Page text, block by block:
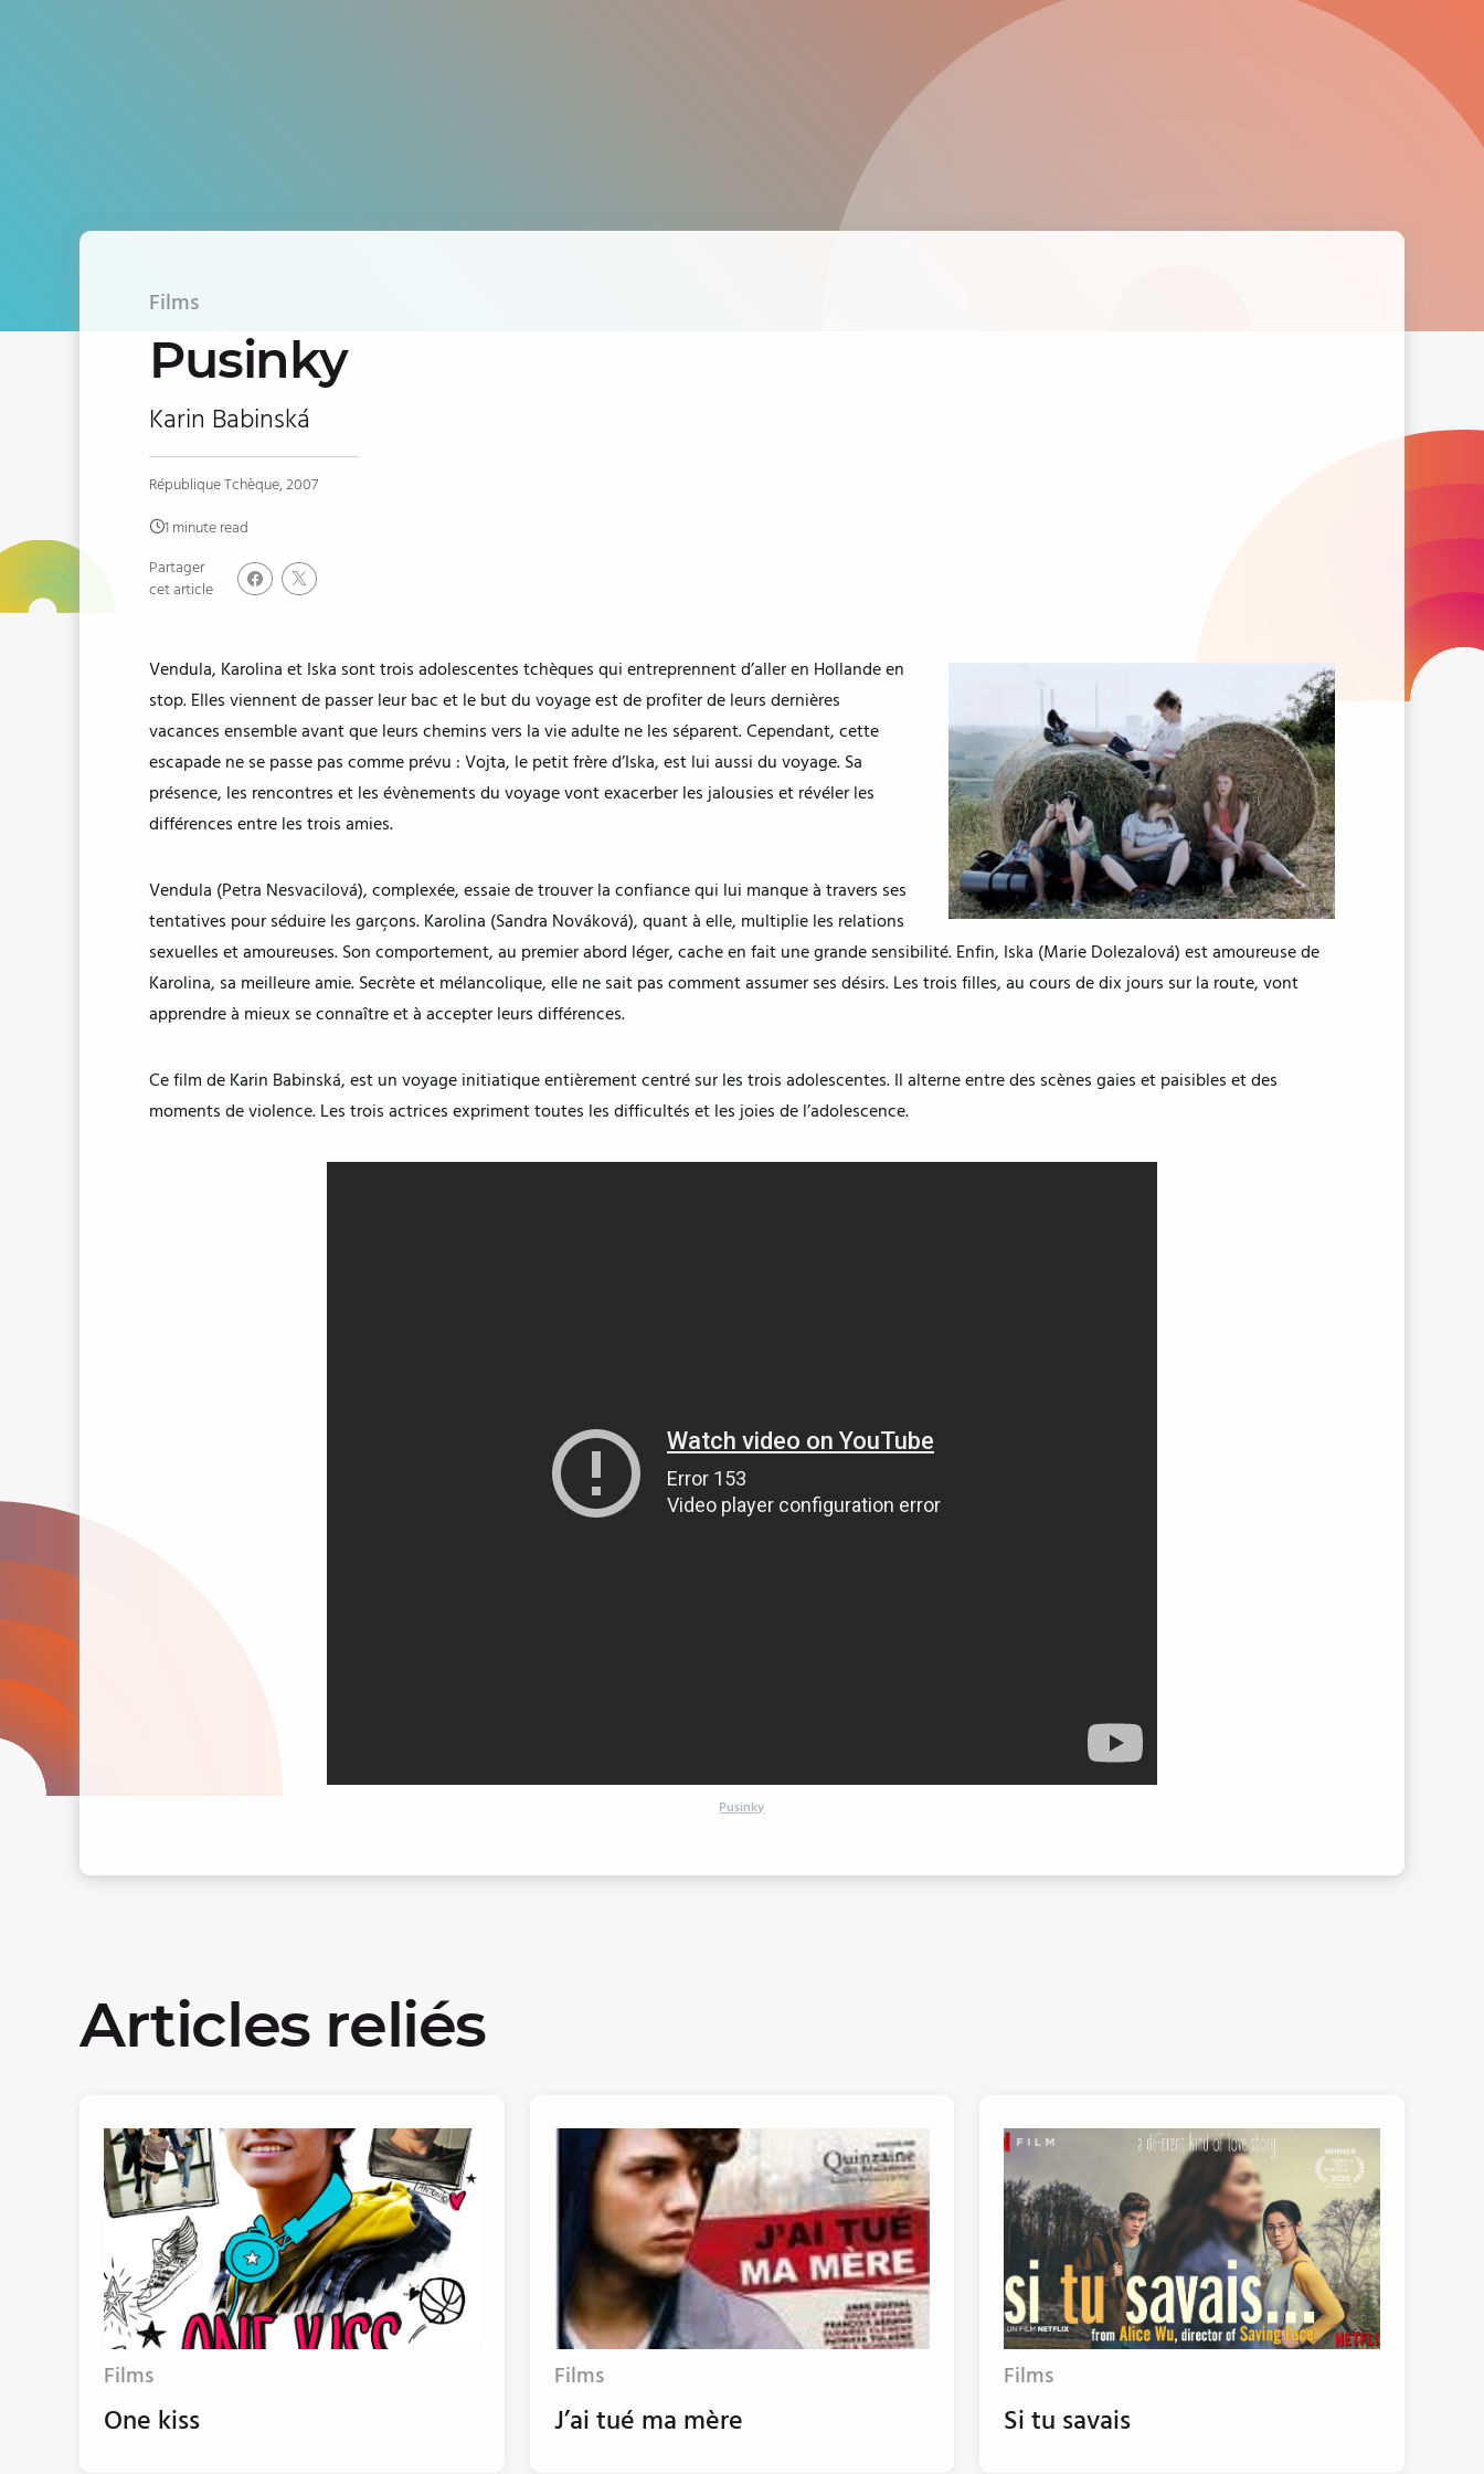
Films
Pusinky
Karin Babinská
République Tchèque, 2007
1 minute read
Partager
cet article
Vendula, Karolina et Iska sont trois adolescentes tchèques qui entreprennent d’aller en Hollande en
stop. Elles viennent de passer leur bac et le but du voyage est de profiter de leurs dernières
vacances ensemble avant que leurs chemins vers la vie adulte ne les séparent. Cependant, cette
escapade ne se passe pas comme prévu : Vojta, le petit frère d’Iska, est lui aussi du voyage. Sa
présence, les rencontres et les évènements du voyage vont exacerber les jalousies et révéler les
différences entre les trois amies.
Vendula (Petra Nesvacilová), complexée, essaie de trouver la confiance qui lui manque à travers ses
tentatives pour séduire les garçons. Karolina (Sandra Nováková), quant à elle, multiplie les relations
sexuelles et amoureuses. Son comportement, au premier abord léger, cache en fait une grande sensibilité. Enfin, Iska (Marie Dolezalová) est amoureuse de
Karolina, sa meilleure amie. Secrète et mélancolique, elle ne sait pas comment assumer ses désirs. Les trois filles, au cours de dix jours sur la route, vont
apprendre à mieux se connaître et à accepter leurs différences.
Ce film de Karin Babinská, est un voyage initiatique entièrement centré sur les trois adolescentes. Il alterne entre des scènes gaies et paisibles et des
moments de violence. Les trois actrices expriment toutes les difficultés et les joies de l’adolescence.
Pusinky
Articles reliés
Films
One kiss
Films
J’ai tué ma mère
Films
Si tu savais